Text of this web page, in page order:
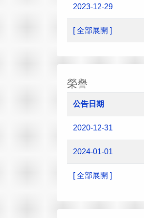
2023-12-29
[ 全部展開 ]
榮譽
公告日期
2020-12-31
2024-01-01
[ 全部展開 ]